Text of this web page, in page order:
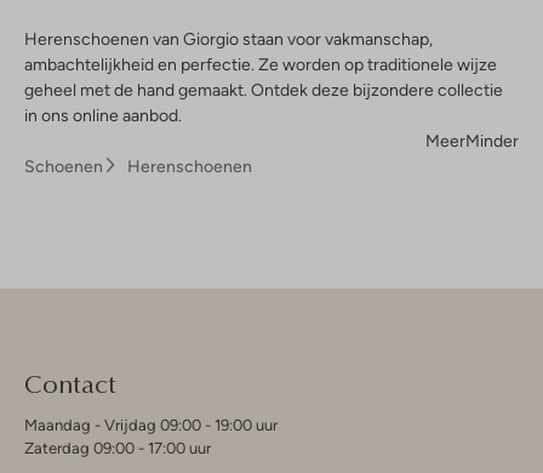
Herenschoenen van Giorgio staan voor vakmanschap,
ambachtelijkheid en perfectie. Ze worden op traditionele wijze
geheel met de hand gemaakt. Ontdek deze bijzondere collectie
in ons online aanbod.
MeerMinder
Schoenen
Herenschoenen
Contact
Maandag - Vrijdag 09:00 - 19:00 uur
Zaterdag 09:00 - 17:00 uur